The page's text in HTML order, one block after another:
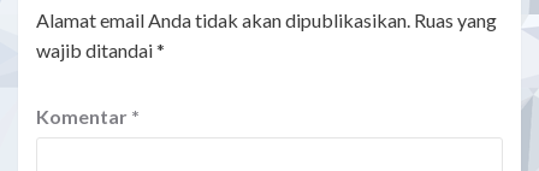
Alamat email Anda tidak akan dipublikasikan. Ruas yang
wajib ditandai*
Komentar *